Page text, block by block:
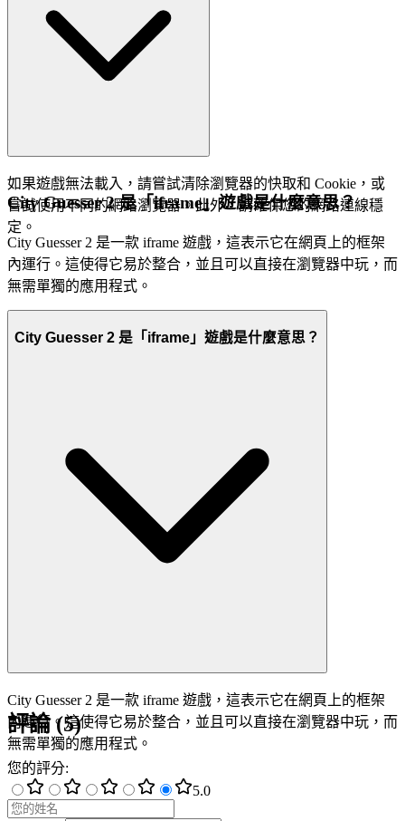
如果遊戲無法載入，請嘗試清除瀏覽器的快取和 Cookie，或
嘗試使用不同的網路瀏覽器。此外，請確保您的網路連線穩
定。
City Guesser 2 是「iframe」遊戲是什麼意思？
City Guesser 2 是一款 iframe 遊戲，這表示它在網頁上的框架
內運行。這使得它易於整合，並且可以直接在瀏覽器中玩，而
無需單獨的應用程式。
City Guesser 2 是「iframe」遊戲是什麼意思？
City Guesser 2 是一款 iframe 遊戲，這表示它在網頁上的框架
內運行。這使得它易於整合，並且可以直接在瀏覽器中玩，而
無需單獨的應用程式。
評論(5)
您的評分:
5.0